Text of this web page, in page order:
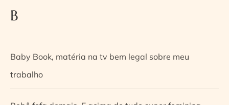
B
Baby Book, matéria na tv bem legal sobre meu
trabalho